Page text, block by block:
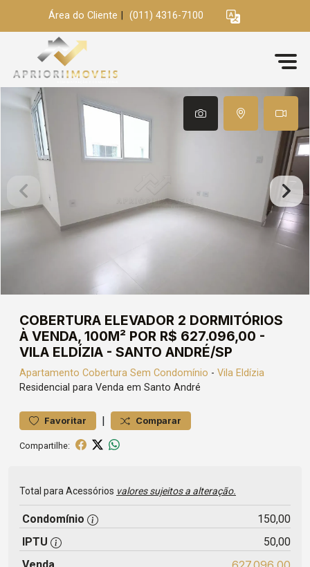
Área do Cliente (011) 4316-7100
COBERTURA ELEVADOR 2 DORMITÓRIOS
À VENDA, 100M² POR R$ 627.096,00 -
VILA ELDÍZIA - SANTO ANDRÉ/SP
Apartamento Cobertura Sem Condomínio - Vila Eldízia
Residencial para Venda em Santo André
Favoritar | Comparar
Compartilhe:
Total para Acessórios valores sujeitos a alteração.
Condomínio
150,00
IPTU
50,00